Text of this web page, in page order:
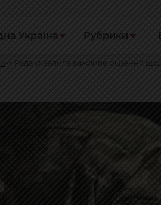
Україна Рубрики
Рада ухвалила важливе рішення